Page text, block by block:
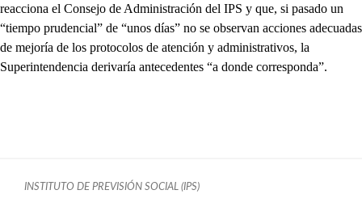
reacciona el Consejo de Administración del IPS y que, si pasado un
“tiempo prudencial” de “unos días” no se observan acciones adecuadas
de mejoría de los protocolos de atención y administrativos, la
Superintendencia derivaría antecedentes “a donde corresponda”.
INSTITUTO DE PREVISIÓN SOCIAL (IPS)